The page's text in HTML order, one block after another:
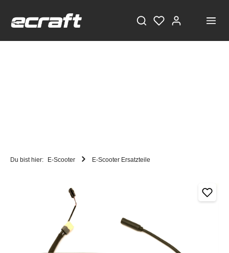
Du bist hier: E-Scooter E-Scooter Ersatzteile